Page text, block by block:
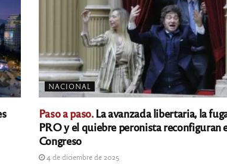
NACIONAL
Paso a paso.La avanzada libertaria, la
PRO y el quiebre peronista reconfiguran
Congreso
4 de diciembre de 2025